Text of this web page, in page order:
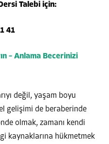
Talebi için:
41
– Anlama Becerinizi
değil, yaşam boyu
gelişimi de beraberinde
olmak, zamanı kendi
kaynaklarına hükmetmek